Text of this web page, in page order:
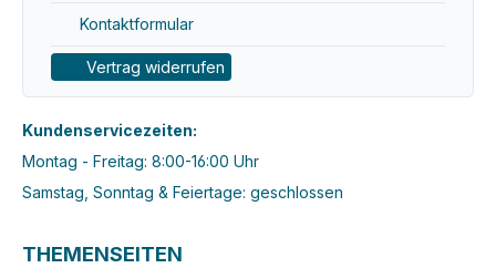
Kontaktformular
Vertrag widerrufen
Kundenservicezeiten:
Montag - Freitag: 8:00-16:00 Uhr
Samstag, Sonntag & Feiertage: geschlossen
THEMENSEITEN